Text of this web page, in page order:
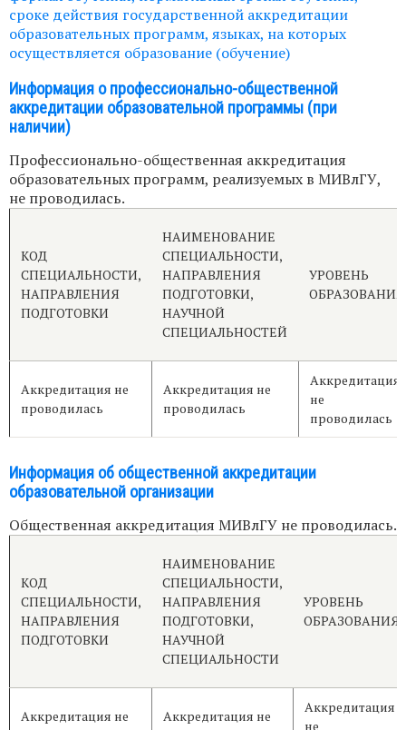
сроке действия государственной аккредитации
образовательных программ, языках, на которых
осуществляется образование (обучение)
Информация о профессионально-общественной
аккредитации образовательной программы (при
наличии)
Профессионально-общественная аккредитация
образовательных программ, реализуемых в МИВлГУ,
не проводилась.
КОД
СПЕЦИАЛЬНОСТИ,
НАПРАВЛЕНИЯ
ПОДГОТОВКИ
НАИМЕНОВАНИЕ
СПЕЦИАЛЬНОСТИ,
НАПРАВЛЕНИЯ
ПОДГОТОВКИ,
НАУЧНОЙ
СПЕЦИАЛЬНОСТЕЙ
УРОВЕНЬ
ОБРАЗОВАНИЯ
Аккредитация не
проводилась
Аккредитация не
проводилась
Аккредитация
не
проводилась
Информация об общественной аккредитации
образовательной организации
Общественная аккредитация МИВлГУ не проводилась.
КОД
СПЕЦИАЛЬНОСТИ,
НАПРАВЛЕНИЯ
ПОДГОТОВКИ
НАИМЕНОВАНИЕ
СПЕЦИАЛЬНОСТИ,
НАПРАВЛЕНИЯ
ПОДГОТОВКИ,
НАУЧНОЙ
СПЕЦИАЛЬНОСТИ
УРОВЕНЬ
ОБРАЗОВАНИЯ
Аккредитация не
Аккредитация не
Аккредитация
не